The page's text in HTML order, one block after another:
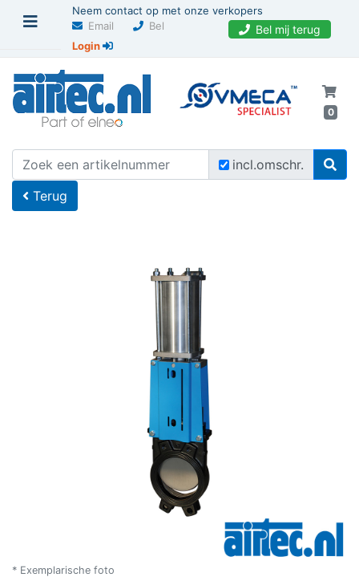
Neem contact op met onze verkopers
Email
Bel Bel mij terug
Login
0
incl.omschr.
U bevindt zich hier Home
Terug
* Exemplarische foto